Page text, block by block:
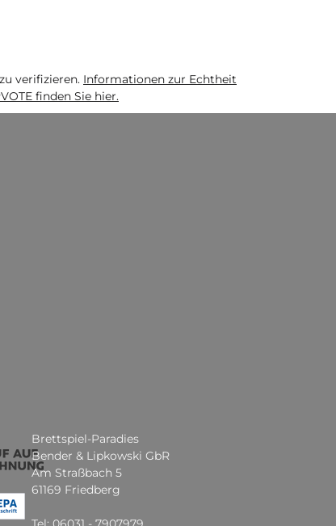
verifizieren. Informationen zur Echtheit
finden Sie hier.
Brettspiel-Paradies
Bender & Lipkowski GbR
Am Straßbach 5
61169 Friedberg